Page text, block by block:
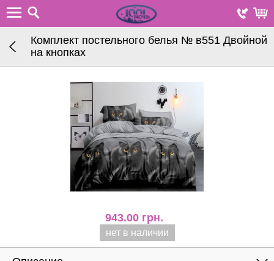
Комплект постельного белья № в551 Двойной
на кнопках
943.00 грн.
нет в наличии